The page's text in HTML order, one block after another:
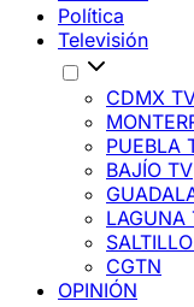
Política
Televisión
CDMX
PUEBLA
BAJÍO TV
LAGUNA
CGTN
OPINIÓN